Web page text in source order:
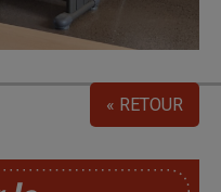
« RETOUR